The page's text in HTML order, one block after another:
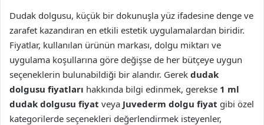
Dudak dolgusu, küçük bir dokunuşla yüz ifadesine denge ve
zarafet kazandıran en etkili estetik uygulamalardan biridir.
Fiyatlar, kullanılan ürünün markası, dolgu miktarı ve
uygulama koşullarına göre değişse de her bütçeye uygun
seçeneklerin bulunabildiği bir alandır. Gerek dudak
dolgusu fiyatları hakkında bilgi edinmek, gerekse 1 ml
dudak dolgusu fiyat veya Juvederm dolgu fiyat gibi özel
kategorilerde seçenekleri değerlendirmek isteyenler,